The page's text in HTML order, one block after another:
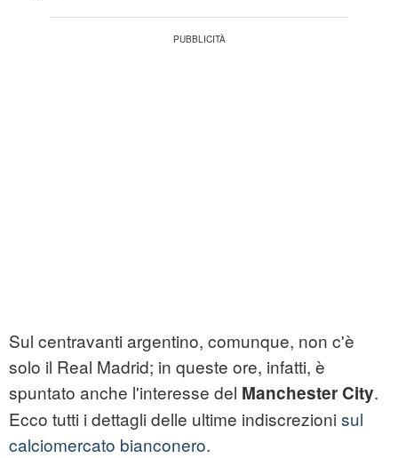
Sul centravanti argentino, comunque, non c'è
solo il Real Madrid; in queste ore, infatti, è
spuntato anche l'interesse del Manchester City.
Ecco tutti i dettagli delle ultime indiscrezioni sul
calciomercato bianconero.